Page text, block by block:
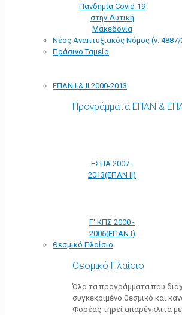
Πανδημία Covid-19
στην Δυτική
Μακεδονία
Νέος Αναπτυξιακός Νόμος (ν. 4887/
Πράσινο Ταμείο
ΕΠΑΝ Ι & ΙΙ 2000-2013
Προγράμματα ΕΠΑΝ &
ΕΣΠΑ 2007 -
2013(ΕΠΑΝ ΙΙ)
Γ' ΚΠΣ 2000 -
2006(ΕΠΑΝ Ι)
Θεσμικό Πλαίσιο
Θεσμικό Πλαίσιο
Όλα τα προγράμματα που
συγκεκριμένο θεσμικό και
Φορέας τηρεί απαρέγκλιτα